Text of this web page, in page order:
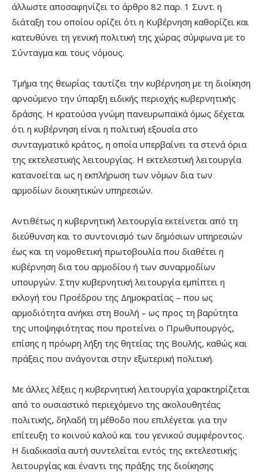
άλλωστε αποσαφηνίζει το άρθρο 82 παρ. 1 Συντ. η
διάταξη του οποίου ορίζει ότι η Κυβέρνηση καθορίζει και
κατευθύνει τη γενική πολιτική της χώρας σύμφωνα με το
Σύνταγμα και τους νόμους.
Τμήμα της θεωρίας ταυτίζει την κυβέρνηση με τη διοίκηση
αρνούμενο την ύπαρξη ειδικής περιοχής κυβερνητικής
δράσης. Η κρατούσα γνώμη πανευρωπαϊκά όμως δέχεται
ότι η κυβέρνηση είναι η πολιτική εξουσία στο
συνταγματικό κράτος, η οποία υπερβαίνει τα στενά όρια
της εκτελεστικής λειτουργίας. Η εκτελεστική λειτουργία
κατανοείται ως η εκπλήρωση των νόμων δια των
αρμοδίων διοικητικών υπηρεσιών.
Αντιθέτως η κυβερνητική λειτουργία εκτείνεται από τη
διεύθυνση και το συντονισμό των δημόσιων υπηρεσιών
έως και τη νομοθετική πρωτοβουλία που διαθέτει η
κυβέρνηση δια του αρμοδίου ή των συναρμοδίων
υπουργών. Στην κυβερνητική λειτουργία εμπίπτει η
εκλογή του Προέδρου της Δημοκρατίας – που ως
αρμοδιότητα ανήκει στη Βουλή – ως προς τη βαρύτητα
της υποψηφιότητας που προτείνει ο Πρωθυπουργός,
επίσης η πρόωρη λήξη της θητείας της Βουλής, καθώς και
πράξεις που ανάγονται στην εξωτερική πολιτική.
Με άλλες λέξεις η κυβερνητική λειτουργία χαρακτηρίζεται
από το ουσιαστικό περιεχόμενο της ακολουθητέας
πολιτικής, δηλαδή τη μέθοδο που επιλέγεται για την
επίτευξη το κοινού καλού και του γενικού συμφέροντος.
Η διαδικασία αυτή συντελείται εντός της εκτελεστικής
λειτουργίας και έναντι της πράξης της διοίκησης